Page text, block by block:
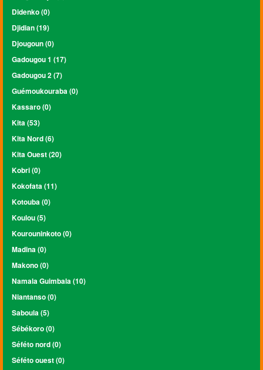
Didenko (0)
Djidian (19)
Djougoun (0)
Gadougou 1 (17)
Gadougou 2 (7)
Guémoukouraba (0)
Kassaro (0)
Kita (53)
Kita Nord (6)
Kita Ouest (20)
Kobri (0)
Kokofata (11)
Kotouba (0)
Koulou (5)
Kourouninkoto (0)
Madina (0)
Makono (0)
Namala Guimbala (10)
Niantanso (0)
Saboula (5)
Sébékoro (0)
Séféto nord (0)
Séféto ouest (0)